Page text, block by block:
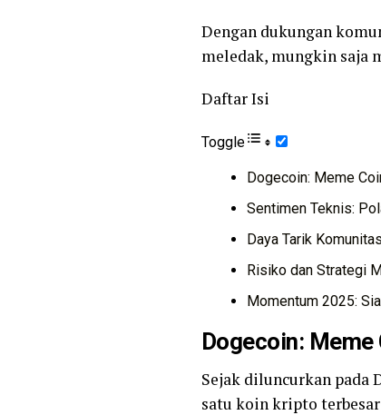
Dengan dukungan
meledak, mungkin saja
Daftar Isi
Toggle
Dogecoin: Meme
Sentimen Teknis:
Daya Tarik
Risiko dan Strategi
Momentum 2025:
Dogecoin: Meme
Sejak diluncurkan pada
satu koin kripto